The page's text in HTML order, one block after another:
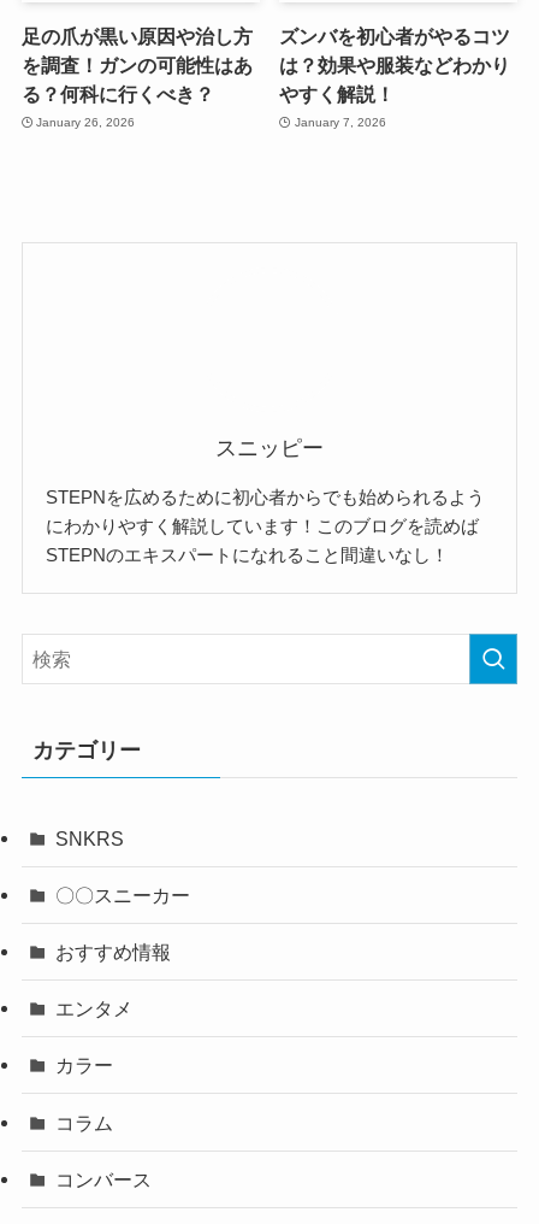
足の爪が黒い原因や治し方
を調査！ガンの可能性はあ
る？何科に行くべき？
January 26, 2026
ズンバを初心者がやるコツ
は？効果や服装などわかり
やすく解説！
January 7, 2026
スニッピー
STEPNを広めるために初心者からでも始められるよう
にわかりやすく解説しています！このブログを読めば
STEPNのエキスパートになれること間違いなし！
カテゴリー
SNKRS
〇〇スニーカー
おすすめ情報
エンタメ
カラー
コラム
コンバース